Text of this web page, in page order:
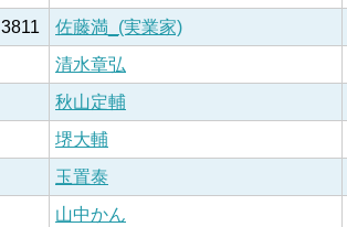
3811
佐藤満_(実業家)
清水章弘
秋山定輔
堺大輔
玉置泰
山中かん